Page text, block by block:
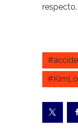
respecto.